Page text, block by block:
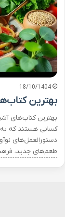
18/10/1404
بهترین
بهترین کتاب‌های
کسانی هستند که به
دستورالعمل‌های
طعم‌های جدید،